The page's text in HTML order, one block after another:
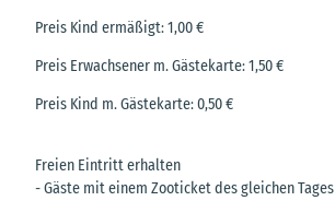
Preis Kind ermäßigt: 1,00 €
Preis Erwachsener m. Gästekarte: 1,50 €
Preis Kind m. Gästekarte: 0,50 €
Freien Eintritt erhalten
- Gäste mit einem Zooticket des gleichen Tages